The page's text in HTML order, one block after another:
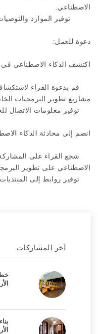
الاصطناعي.
توفير الموارد والتوصيات
دعوة للعمل:
اكتشف الذكاء الاصطناعي
قم بدعوة القراء
مشاريع تطوير البرمجيات
توفير معلومات الاتصال
انضم إلى محادثة الذكاء
شجع القراء على المشاركة
الاصطناعي على تطوير
توفير روابط إلى
آخر المشاركات